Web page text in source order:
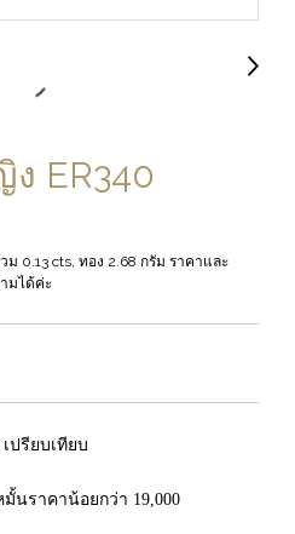
ER340
ม 0.13 cts, ทอง 2.68 กรัม ราคาและ
มได้ค่ะ
เปรียบเทียบ
นราคาน้อยกว่า 19,000